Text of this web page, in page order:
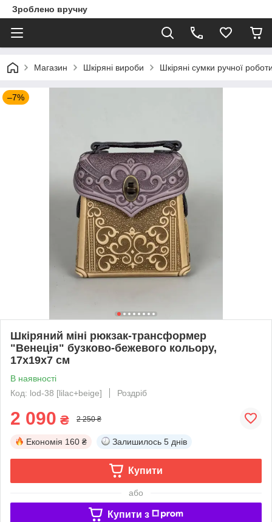
Зроблено вручну
Магазин Шкіряні вироби Шкіряні сумки ручної
–7%
Шкіряний міні рюкзак-трансформер
"Венеція" бузково-бежевого кольору,
17х19х7 см
В наявності
Код: lod-38 [lilac+beige]
Роздріб
2 090 ₴ 2 250 ₴
Економія 160 ₴ Залишилось 5 днів
Купити
або
Купити з